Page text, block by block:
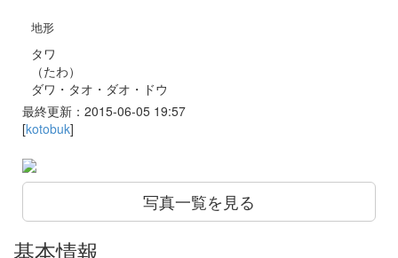
地形
タワ
（たわ）
ダワ・タオ・ダオ・ドウ
最終更新：2015-06-05 19:57
[kotobuk]
写真一覧を見る
基本情報